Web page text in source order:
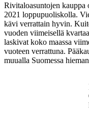
Rivitaloasuntojen kauppa
2021 loppupuoliskolla.
kävi verrattain hyvin.
vuoden viimeisellä
laskivat koko maassa
vuoteen verrattuna.
muualla Suomessa